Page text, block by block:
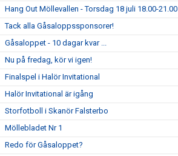
Hang Out Möllevallen - Torsdag 18 juli 18.00-21.00
Tack alla Gåsaloppssponsorer!
Gåsaloppet - 10 dagar kvar ...
Nu på fredag, kör vi igen!
Finalspel i Halör Invitational
Halör Invitational är igång
Storfotboll i Skanör Falsterbo
Möllebladet Nr 1
Redo för Gåsaloppet?